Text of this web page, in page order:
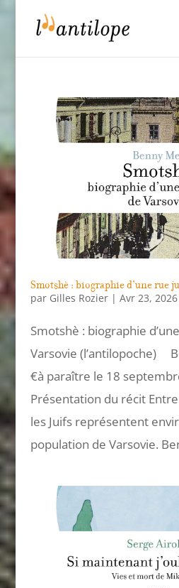
Smotshè : biographie d’une rue
par Gilles Rozier| Avr 23, 2026
Smotshè : biographie
Varsovie (l’antilopoche)
€à paraître le 18
Présentation du récit
les Juifs représentent
population de Varsovie.